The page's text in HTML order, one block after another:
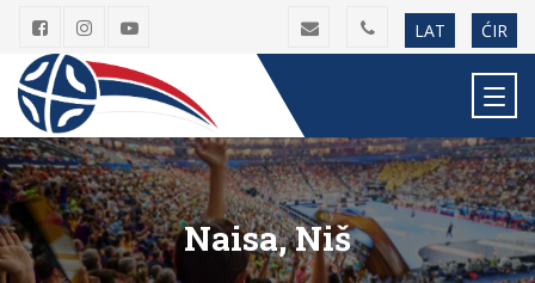
LAT ĆIR
Naisa, Niš